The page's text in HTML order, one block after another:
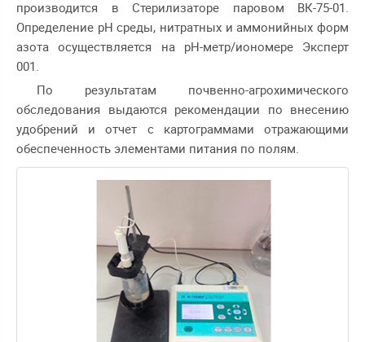
производится в Стерилизаторе паровом ВК-75-01.
Определение рН среды, нитратных и аммонийных форм
азота осуществляется на pH-метр/иономере Эксперт
001.
По результатам почвенно-агрохимического
обследования выдаются рекомендации по внесению
удобрений и отчет с картограммами отражающими
обеспеченность элементами питания по полям.